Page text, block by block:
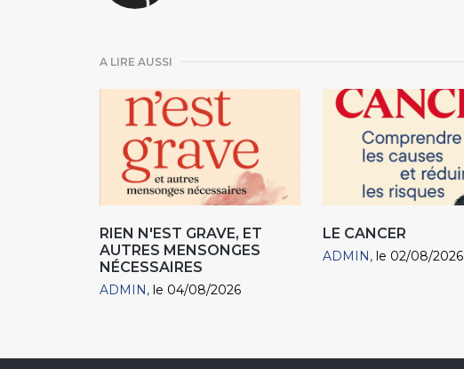
A LIRE AUSSI
RIEN N'EST GRAVE, ET
AUTRES MENSONGES
NÉCESSAIRES
ADMIN le 04/08/2026
LE CANCER
ADMIN le 02/08/2026